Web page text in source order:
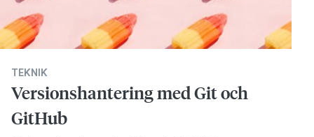
TEKNIK
Versionshantering med Git och
GitHub